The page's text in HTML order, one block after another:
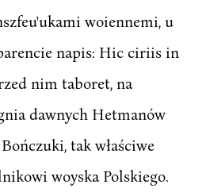
woiennemi, u
napis: Hic ciriis in
nim taboret, na
dawnych Hetmanów
tak właściwe
woyska Polskiego.